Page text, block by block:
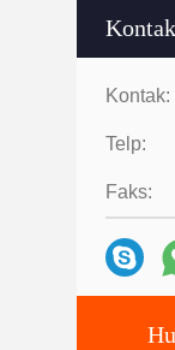
Kontak
Kontak:
Telp:
Faks: